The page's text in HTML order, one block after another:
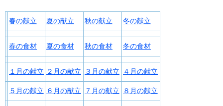
春の献立 夏の献立 秋の献立 冬の献立
春の食材 夏の食材 秋の食材 冬の食材
１月の献立 ２月の献立 ３月の献立 ４月の献立
５月の献立 ６月の献立 ７月の献立 ８月の献立